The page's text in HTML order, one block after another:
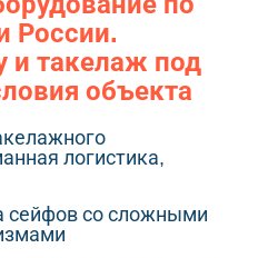
России.
и такелаж под
объекта
логистика,
сейфов со сложными